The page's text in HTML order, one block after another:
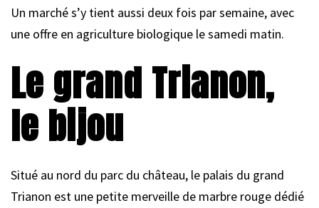
Un marché s’y tient aussi deux fois par semaine, avec
une offre en agriculture biologique le samedi matin.
Le grand Trianon,
le bijou
Situé au nord du parc du château, le palais du grand
Trianon est une petite merveille de marbre rouge dédié